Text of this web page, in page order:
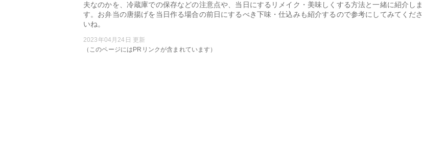
夫なのかを、冷蔵庫での保存などの注意点や、当日にするリメイク・美味しくする方法と一緒に紹介しま
す。お弁当の唐揚げを当日作る場合の前日にするべき下味・仕込みも紹介するので参考にしてみてくださ
いね。
2023年04月24日 更新
（このページにはPRリンクが含まれています）